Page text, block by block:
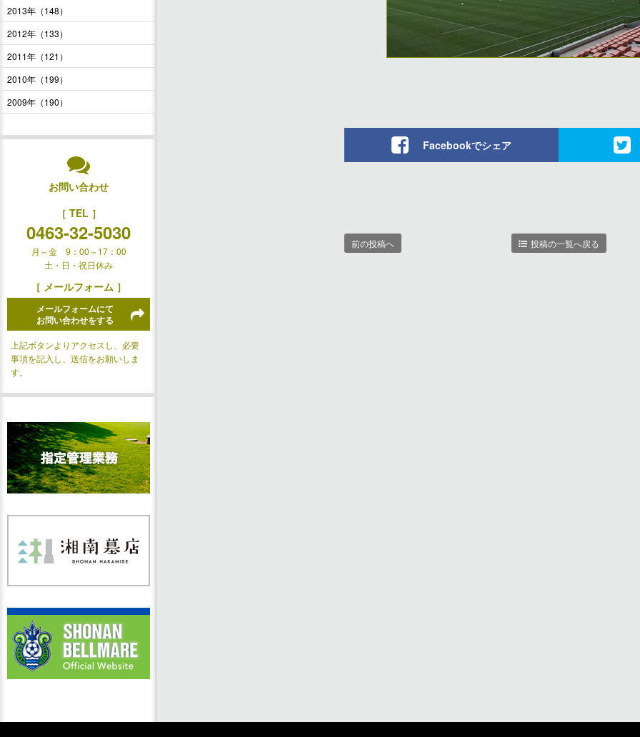
Facebookでシェア
前の投稿へ 投稿の一覧へ戻る
2013年（148）
2012年（133）
2011年（121）
2010年（199）
2009年（190）
お問い合わせ
［ TEL ］
0463-32-5030
月～金 9：00～17：00
土・日・祝日休み
［ メールフォーム ］
メールフォームにて
お問い合わせをする
上記ボタンよりアクセスし、必要
事項を記入し、送信をお願いしま
す。